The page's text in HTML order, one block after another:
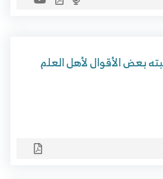
بعض الأقوال لأهل العلم